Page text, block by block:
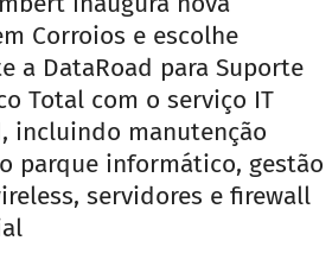
Corroios e escolhe
a DataRoad para Suporte
Total com o serviço IT
incluindo manutenção
parque informático, gestão
servidores e firewall